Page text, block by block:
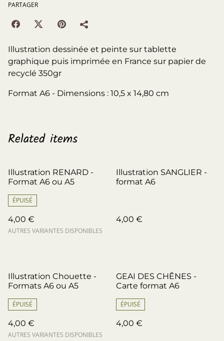
PARTAGER
Illustration dessinée et peinte sur tablette
graphique puis imprimée en France sur papier de
recyclé 350gr
Format A6 - Dimensions : 10,5 x 14,80 cm
Related items
Illustration RENARD -
Format A6 ou A5
ÉPUISÉ
4,00 €
AUTRES VARIANTES DISPONIBLES
Illustration SANGLIER -
format A6
4,00 €
Illustration Chouette -
Formats A6 ou A5
ÉPUISÉ
4,00 €
AUTRES VARIANTES DISPONIBLES
GEAI DES CHÊNES -
Carte format A6
ÉPUISÉ
4,00 €